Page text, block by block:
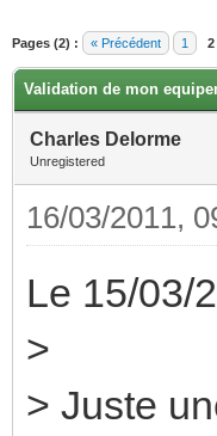
Pages (2) : « Précédent 1 2
Validation de mon
Charles Delorme
Unregistered
16/03/2011,
Le 15/03/
>
> Juste